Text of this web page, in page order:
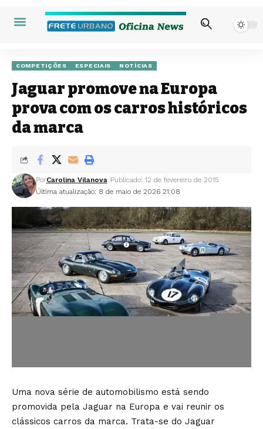
COMPETIÇÕES ESPECIAIS NOTÍCIAS
Jaguar promove na Europa
prova com os carros históricos
da marca
Última atualização: 8 de maio de 2026 21:08
PorCarolina Vilanova Publicado: 12 de fevereiro de 2015
Uma nova série de automobilismo está sendo
promovida pela Jaguar na Europa e vai reunir os
clássicos carros da marca. Trata-se do Jaguar